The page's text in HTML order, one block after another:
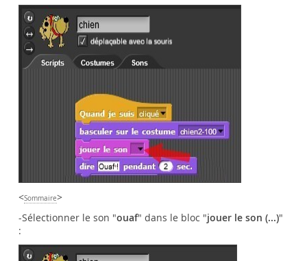
<Sommaire>
-Sélectionner le son "ouaf" dans le bloc "jouer le son (...)"
: